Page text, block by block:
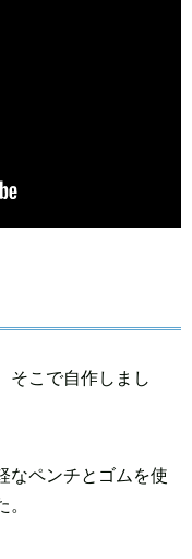
そこで自作しまし
なペンチとゴムを使